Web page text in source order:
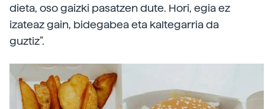
dieta, oso gaizki pasatzen dute. Hori, egia ez
izateaz gain, bidegabea eta kaltegarria da
guztiz”.